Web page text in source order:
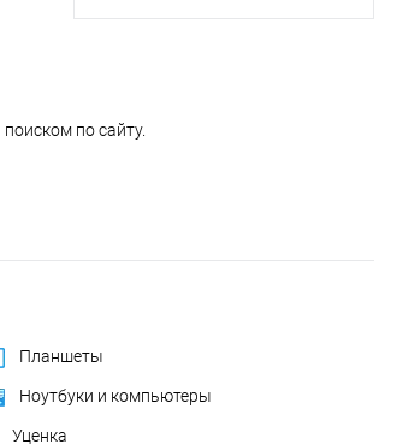
по сайту.
Планшеты
Ноутбуки и компьютеры
Уценка